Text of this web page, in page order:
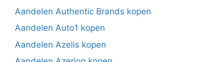
Aandelen Authentic Brands kopen
Aandelen Auto1 kopen
Aandelen Azelis kopen